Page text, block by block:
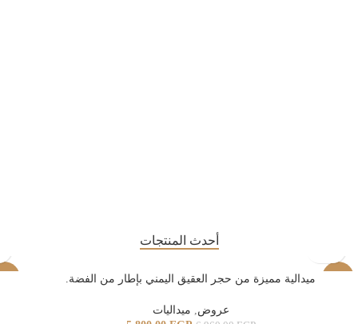
أحدث المنتجات
ميدالية مميزة من حجر العقيق اليمني بإطار من الفضة.
عروض ميداليات